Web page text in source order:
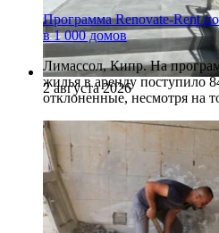
2 августа 2026
Программа Renovate-Rent
в 1 000 домов
Лимассол, Кипр. На
жилья в аренду поступило
отклоненные, несмотря на